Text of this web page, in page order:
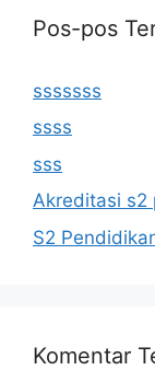
Pos-pos
sssssss
ssss
sss
Akreditasi s2
S2
Komentar